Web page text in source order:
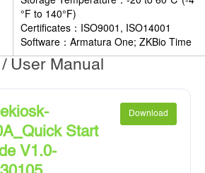
°F to 140°F)
Certificates：ISO9001, ISO14001
Software：Armatura One; ZKBio Time
User Manual
Start
V1.0-
Download